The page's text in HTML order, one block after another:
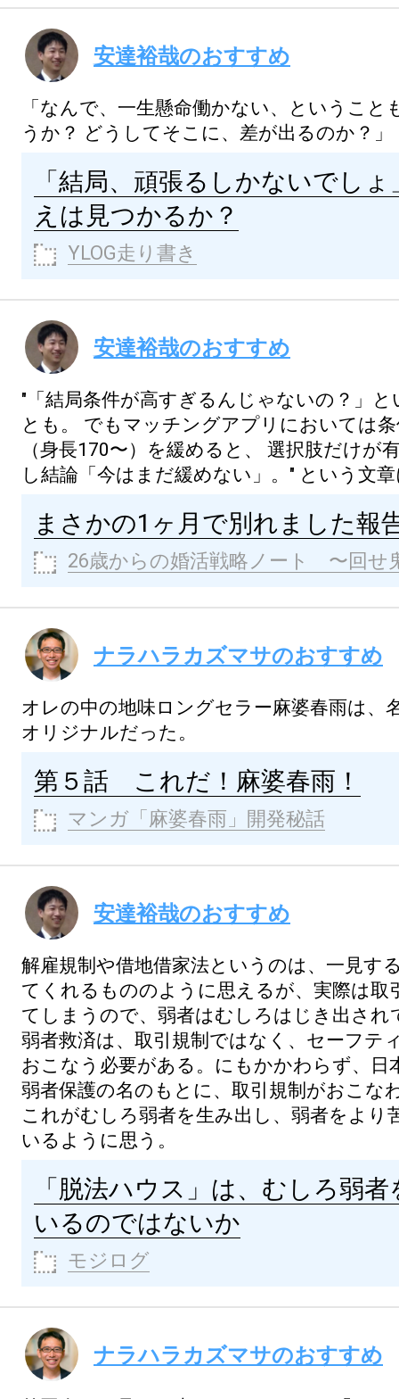
安達裕哉のおすすめ
「なんで、一生懸命働かない、ということ
うか？ どうしてそこに、差が出るのか？」
「結局、頑張るしかないでし
えは見つかるか？
YLOG走り書き
安達裕哉のおすすめ
"「結局条件が高すぎるんじゃないの？」
とも。
でもマッチングアプリにおいては
（身長170〜）を緩めると、
選択肢だけが
し結論「今はまだ緩めない」。" という文
まさかの1ヶ月で別れました報
26歳からの婚活戦略ノート 〜回せ
ナラハラカズマサのおすすめ
オレの中の地味ロングセラー麻婆春雨は、
オリジナルだった。
第５話 これだ！麻婆春雨！
マンガ「麻婆春雨」開発秘話
安達裕哉のおすすめ
解雇規制や借地借家法というのは、一見す
てくれるもののように思えるが、実際は取
てしまうので、弱者はむしろはじき出され
弱者救済は、取引規制ではなく、セーフテ
おこなう必要がある。にもかかわらず、日
弱者保護の名のもとに、取引規制がおこな
これがむしろ弱者を生み出し、弱者をより
いるように思う。
「脱法ハウス」は、むしろ弱
いるのではないか
モジログ
ナラハラカズマサのおすすめ